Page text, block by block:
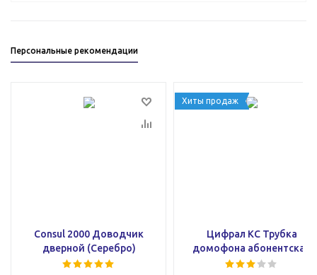
Персональные рекомендации
Consul 2000 Доводчик
дверной (Серебро)
Хиты продаж
Цифрал КС Трубка
домофона абонентская